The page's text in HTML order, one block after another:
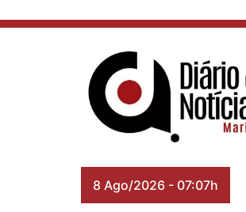
8 Ago/2026 - 07:08h